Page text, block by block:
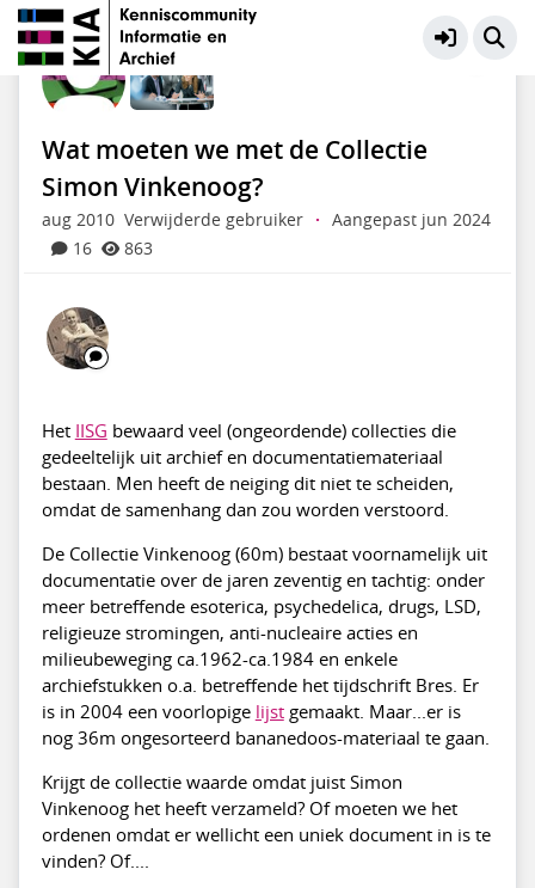
KIA Community Meer
Wat moeten we met de Collectie
Simon Vinkenoog?
aug 2010 Verwijderde gebruiker ·
Aangepast jun 2024
16
863
Het IISG bewaard veel (ongeordende) collecties die
gedeeltelijk uit archief en documentatiemateriaal
bestaan. Men heeft de neiging dit niet te scheiden,
omdat de samenhang dan zou worden verstoord.
De Collectie Vinkenoog (60m) bestaat voornamelijk uit
documentatie over de jaren zeventig en tachtig: onder
meer betreffende esoterica, psychedelica, drugs, LSD,
religieuze stromingen, anti-nucleaire acties en
milieubeweging ca.1962-ca.1984 en enkele
archiefstukken o.a. betreffende het tijdschrift Bres. Er
is in 2004 een voorlopige lijstgemaakt. Maar...er is
nog 36m ongesorteerd bananedoos-materiaal te gaan.
Krijgt de collectie waarde omdat juist Simon
Vinkenoog het heeft verzameld? Of moeten we het
ordenen omdat er wellicht een uniek document in is te
vinden? Of....